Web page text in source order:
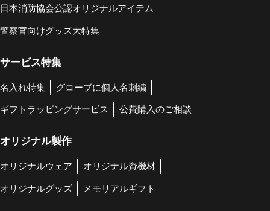
日本消防協会公認オリジナルアイテム
警察官向けグッズ大特集
サービス特集
名入れ特集 グローブに個人名刺繍
ギフトラッピングサービス 公費購入のご相談
オリジナル製作
オリジナルウェア オリジナル資機材
オリジナルグッズ メモリアルギフト